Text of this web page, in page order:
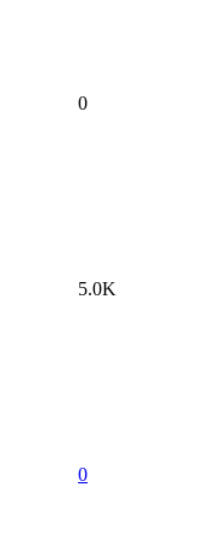
0
5.0K
0